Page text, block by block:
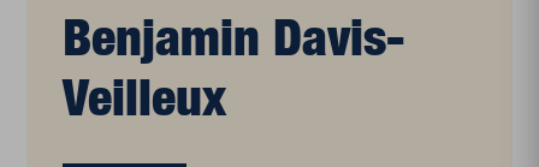
Benjamin Davis-
Veilleux